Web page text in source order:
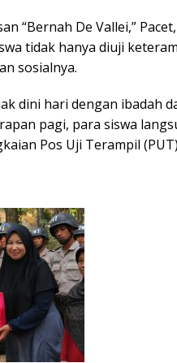
“Bernah De Vallei,”
tidak hanya diuji
sosialnya.
dini hari dengan ibadah
pagi, para siswa
Pos Uji Terampil